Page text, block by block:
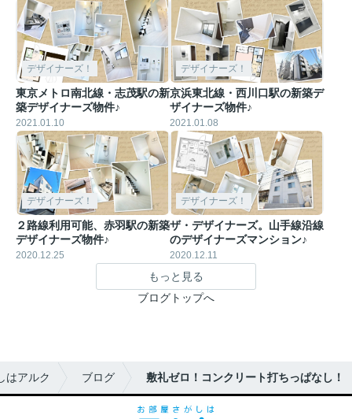
デザイナーズ！
東京メトロ南北線・志茂駅の新
築デザイナーズ物件♪
2021.01.10
デザイナーズ！
京浜東北線・西川口駅の新築デ
ザイナーズ物件♪
2021.01.08
デザイナーズ！
２路線利用可能、赤羽駅の新築
デザイナーズ物件♪
2020.12.25
デザイナーズ！
ザ・デザイナーズ。山手線沿線
のデザイナーズマンション♪
2020.12.11
もっと見る
ブログトップへ
はアルク ブログ 敷礼ゼロ！コンクリート打ちっぱなし！